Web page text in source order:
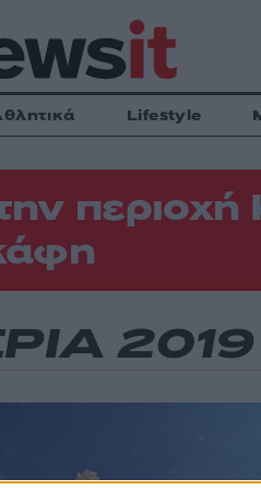
Lifestyle
2019